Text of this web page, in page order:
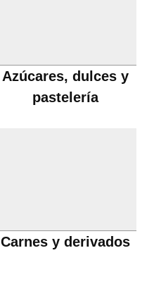
Azúcares, dulces y
pastelería
Carnes y derivados